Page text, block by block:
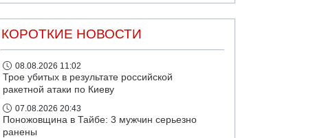
КОРОТКИЕ НОВОСТИ
08.08.2026 11:02
Трое убитых в результате российской
ракетной атаки по Киеву
07.08.2026 20:43
Поножовщина в Тайбе: 3 мужчин серьезно
ранены